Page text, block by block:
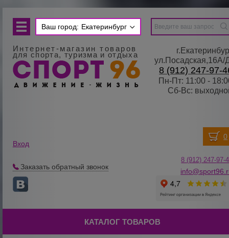
Ваш город: Екатеринбург
Интернет-магазин товаров
для спорта, туризма и отдыха
8 (912) 247-97-
Пн-Пт: 11:00 -
Сб-Вс:
Вход
Заказать обратный звонок
8 (912) 247-97-
КАТАЛОГ ТОВАРОВ